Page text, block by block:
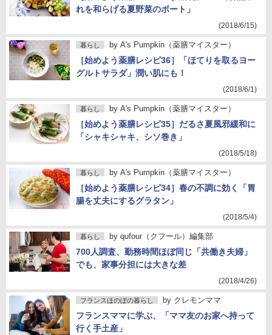
れを和らげる夏野菜のボート」
(2018/6/15)
暮らし by A's Pumpkin（薬膳マイスター）
［始めよう薬膳レシピ36］「ほてりを取るヨー
グルトサラダ」潤い肌にも！
(2018/6/1)
暮らし by A's Pumpkin（薬膳マイスター）
［始めよう薬膳レシピ35］だるさ夏風邪緩和に
「シャキシャキ、シソ巻き」
(2018/5/18)
暮らし by A's Pumpkin（薬膳マイスター）
［始めよう薬膳レシピ34］春の不調に効く「胃
腸を丈夫にするグラタン」
(2018/5/4)
暮らし by qufour（クフール）編集部
700人調査、勤務時間ほぼ同じ「共働き夫婦」
でも、家事分担には大きな差
(2018/4/26)
フランスほのぼの暮らし by クレモンママ
フランスママに学ぶ、「ママ友のお家へ持って
行く手土産」